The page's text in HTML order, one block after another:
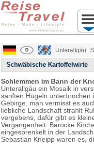
Unterallgäu
Schwäbische Kartoffelwirte
Schlemmen im Bann der
Unterallgäu ein Mosaik in
sanften Hügeln unterbrochen
Gebirge, man vermisst es
liebliche Landschaft strahlt
vergebens, dafür gibt es
Vergangenheit. Barocke
eingesprenkelt in der
Sebastian Kneipp waren es,